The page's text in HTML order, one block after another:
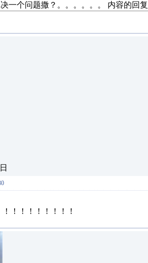
一个问题撒？。。。。。。 内容的回
！！！！！！！！